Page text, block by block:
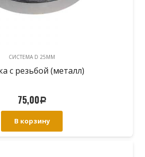
CИСТЕМА D 25MM
с резьбой (металл)
75,00Р
В корзину